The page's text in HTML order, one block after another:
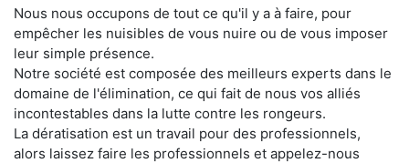
Nous nous occupons de tout ce qu'il y a à faire, pour
empêcher les nuisibles de vous nuire ou de vous imposer
leur simple présence.
Notre société est composée des meilleurs experts dans le
domaine de l'élimination, ce qui fait de nous vos alliés
incontestables dans la lutte contre les rongeurs.
La dératisation est un travail pour des professionnels,
alors laissez faire les professionnels et appelez-nous